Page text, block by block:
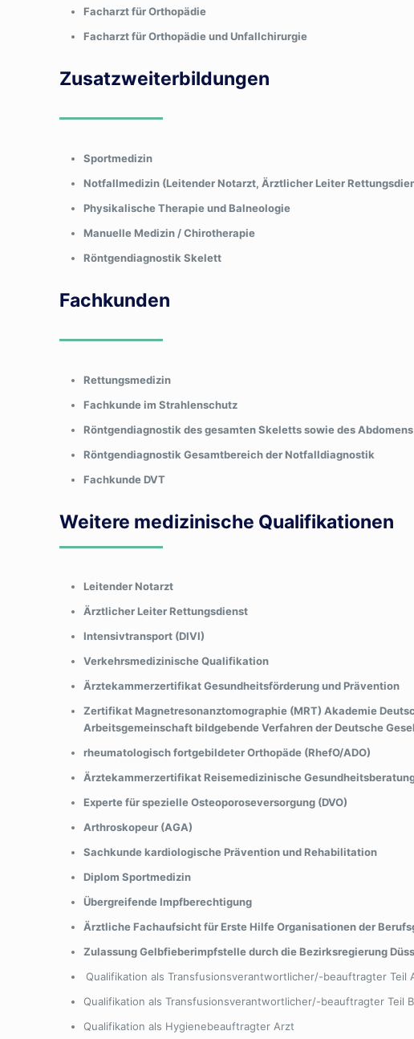
Facharzt für Orthopädie
Facharzt für Orthopädie und Unfallchirurgie
Zusatzweiterbildungen
Sportmedizin
Notfallmedizin (Leitender Notarzt, Ärztlicher Leiter
Physikalische Therapie und Balneologie
Manuelle Medizin / Chirotherapie
Röntgendiagnostik Skelett
Fachkunden
Rettungsmedizin
Fachkunde im Strahlenschutz
Röntgendiagnostik des gesamten Skeletts sowie des Abdomens
Röntgendiagnostik Gesamtbereich der Notfalldiagnostik
Fachkunde DVT
Weitere medizinische Qualifikationen
Leitender Notarzt
Ärztlicher Leiter Rettungsdienst
Intensivtransport (DIVI)
Verkehrsmedizinische Qualifikation
Ärztekammerzertifikat Gesundheitsförderung und Prävention
Zertifikat Magnetresonanztomographie (MRT) Akademie
Arbeitsgemeinschaft bildgebende Verfahren der Deutsche
rheumatologisch fortgebildeter Orthopäde (RhefO/ADO)
Ärztekammerzertifikat Reisemedizinische
Experte für spezielle Osteoporoseversorgung (DVO)
Arthroskopeur (AGA)
Sachkunde kardiologische Prävention und Rehabilitation
Diplom Sportmedizin
Übergreifende Impfberechtigung
Ärztliche Fachaufsicht für Erste Hilfe Organisationen der
Zulassung Gelbfieberimpfstelle durch die Bezirksregierung
Qualifikation als Transfusionsverantwortlicher/-beauftragter Teil
Qualifikation als Transfusionsverantwortlicher/-beauftragter Teil B
Qualifikation als Hygienebeauftragter Arzt